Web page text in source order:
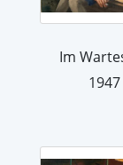
1947